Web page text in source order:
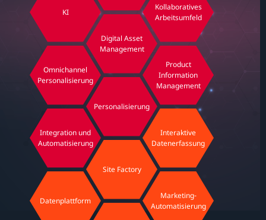
KI
Kollaboratives
Arbeitsumfeld
Digital Asset
Management
Omnichannel
Personalisierung
Product
Information
Management
Personalisierung
Integration und
Automatisierung
Interaktive
Datenerfassung
Site Factory
Datenplattform
Marketing-
Automatisierung